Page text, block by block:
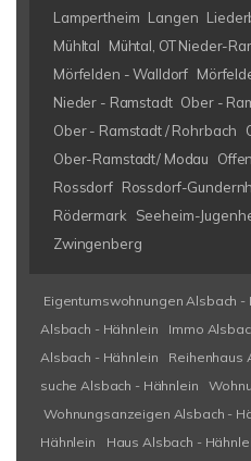
Lampertheim Langen
Mühltal
Mühtal, OT Nieder-
Mörfelden - Walldorf
Nieder - Ramstadt Ober -
Ober - Ramstadt / Rohrbach
Ober-Ramstadt/ Modau
Rossdorf Rossdorf-
Rödermark
Seeheim-
Zwingenberg
Eigentumswohnungen Alsbach -
Alsbach - Hähnlein
Immo
Alsbach - Hähnlein
Reihenhaus
suche Alsbach - Hähnlein
Wohnungsanzeigen Alsbach -
Hähnlein
Haus Alsbach -